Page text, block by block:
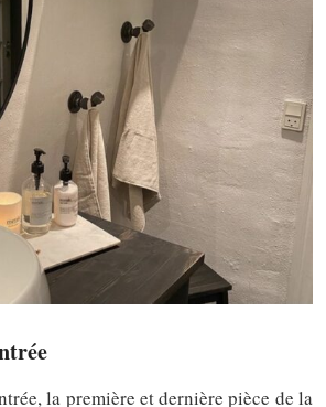
la première et dernière pièce de la